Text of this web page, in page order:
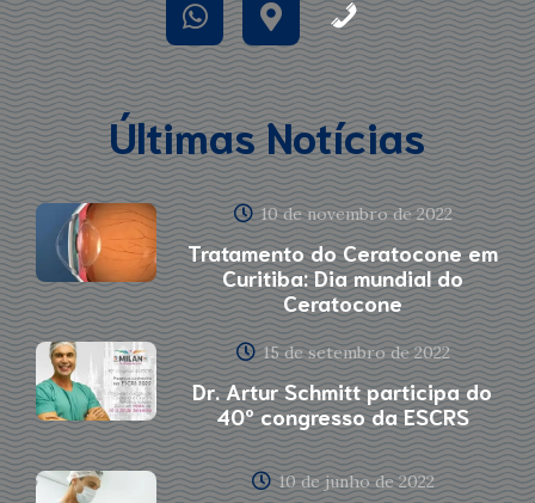
Últimas Notícias
10 de novembro de 2022
Tratamento do Ceratocone em
Curitiba: Dia mundial do
Ceratocone
15 de setembro de 2022
Dr. Artur Schmitt participa do
40º congresso da ESCRS
10 de junho de 2022